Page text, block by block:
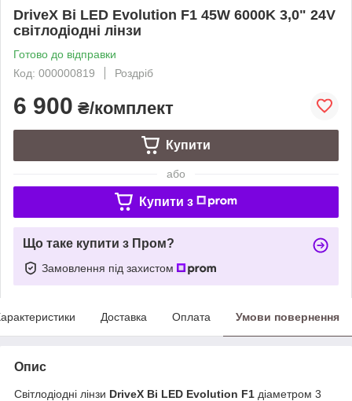
DriveX Bi LED Evolution F1 45W 6000K 3,0" 24V
світлодіодні лінзи
Готово до відправки
Код: 000000819
Роздріб
6 900 ₴/комплект
Купити
або
Купити з
Що таке купити з Пром?
Замовлення під захистом
Доставка Оплата Умови повернення
Опис
Світлодіодні лінзи DriveX Bi LED Evolution F1 діаметром 3